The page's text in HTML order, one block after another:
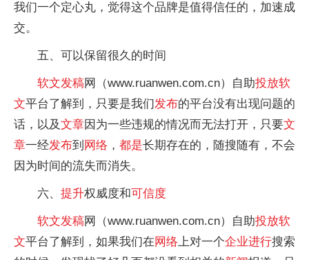
我们一个定心丸，觉得这个品牌是值得信任的，加速成
交。
五、可以保留很久的时间
软文发稿网（www.ruanwen.com.cn）自助投放软
文平台了解到，只要是我们发布的平台没有出现问题的
话，以及文章因为一些违规的情况而无法打开，只要文
章一经发布到 网络 ， 都是长期存在的，随搜随有，不会
因为时间的流失而消失。
六、 提升权威度和可信度
软文发稿网（www.ruanwen.com.cn）自助投放软
文平台了解到，如果我们在网络上对一个企业进行搜索